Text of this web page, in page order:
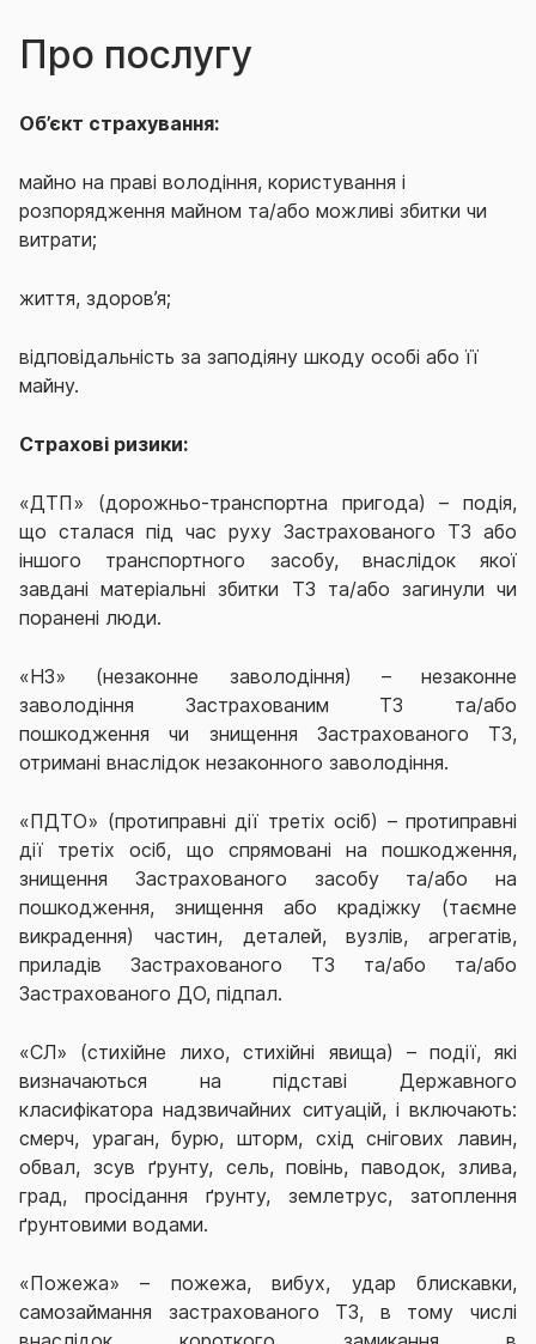
Про послугу
Об’єкт страхування:
майно на праві володіння, користування і
розпорядження майном та/або можливі збитки чи
витрати;
життя, здоров’я;
відповідальність за заподіяну шкоду особі або її
майну.
Страхові ризики:
«ДТП» (дорожньо-транспортна пригода) – подія,
що сталася під час руху Застрахованого ТЗ або
іншого транспортного засобу, внаслідок якої
завдані матеріальні збитки ТЗ та/або загинули чи
поранені люди.
«НЗ» (незаконне заволодіння) – незаконне
заволодіння Застрахованим ТЗ та/або
пошкодження чи знищення Застрахованого ТЗ,
отримані внаслідок незаконного заволодіння.
«ПДТО» (протиправні дії третіх осіб) – протиправні
дії третіх осіб, що спрямовані на пошкодження,
знищення Застрахованого засобу та/або на
пошкодження, знищення або крадіжку (таємне
викрадення) частин, деталей, вузлів, агрегатів,
приладів Застрахованого ТЗ та/або та/або
Застрахованого ДО, підпал.
«СЛ» (стихійне лихо, стихійні явища) – події, які
визначаються на підставі Державного
класифікатора надзвичайних ситуацій, і включають:
смерч, ураган, бурю, шторм, схід снігових лавин,
обвал, зсув ґрунту, сель, повінь, паводок, злива,
град, просідання ґрунту, землетрус, затоплення
ґрунтовими водами.
«Пожежа» – пожежа, вибух, удар блискавки,
самозаймання застрахованого ТЗ, в тому числі